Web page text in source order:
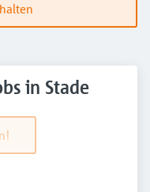
in Stade